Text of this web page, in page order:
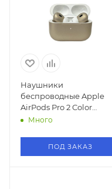
Наушники
беспроводные Apple
AirPods Pro 2 Color
(Champagne /Шампань)
Много
ПОД ЗАКАЗ